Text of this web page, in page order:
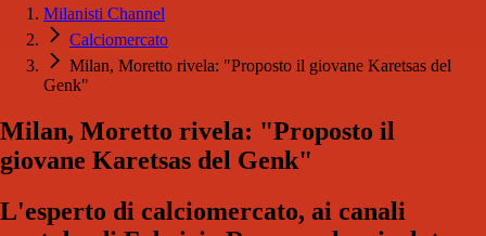
Milanisti Channel
Calciomercato
Milan, Moretto rivela: "Proposto il giovane Karetsas del
Genk"
Milan, Moretto rivela: "Proposto il
giovane Karetsas del Genk"
L'esperto di calciomercato, ai canali